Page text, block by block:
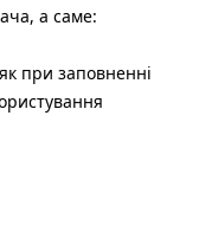
а саме:
при заповненні